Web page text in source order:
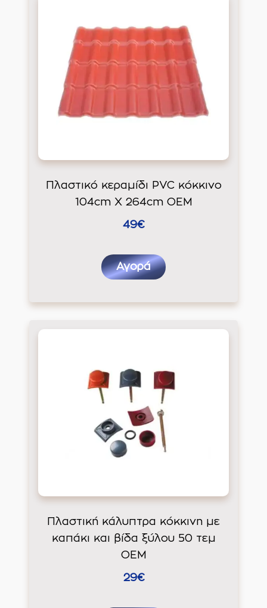
Πλαστικό κεραμίδι PVC κόκκινο
104cm Χ 264cm ΟΕΜ
49€
Αγορά
Πλαστική κάλυπτρα κόκκινη με
καπάκι και βίδα ξύλου 50 τεμ
ΟΕΜ
29€